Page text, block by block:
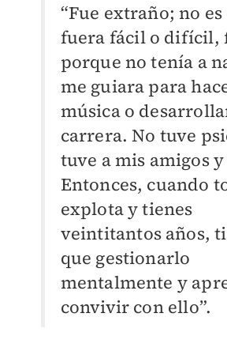
“Fue extraño; no es
fuera fácil o difícil,
porque no tenía a
me guiara para
música o
carrera. No tuve
tuve a mis amigos
Entonces, cuando
explota y tienes
veintitantos años,
que gestionarlo
mentalmente y
convivir con ello”.